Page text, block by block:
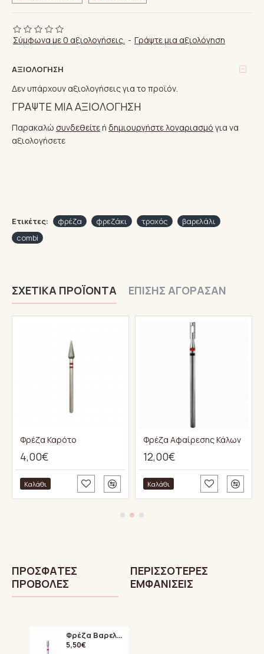
Σύμφωνα με 0 αξιολογήσεις. - Γράψτε μια αξιολόγηση
ΑΞΙΟΛΌΓΗΣΗ
Δεν υπάρχουν αξιολογήσεις για το προϊόν.
ΓΡΆΨΤΕ ΜΙΑ ΑΞΙΟΛΌΓΗΣΗ
Παρακαλώ συνδεθείτεή δημιουργήστε λογαριασμό για να
αξιολογήσετε
Ετικέτες: φρέζα φρεζάκι τροχός
βαρελάλι
combi
ΣΧΕΤΙΚΆ ΠΡΟΪΌΝΤΑ ΕΠΊΣΗΣ ΑΓΌΡΑΣΑΝ
Φρέζα Καρότο
4,00€
Καλάθι
Φρέζα Αφαίρεσης Κάλων
12,00€
Καλάθι
ΠΡΌΣΦΑTΕΣ
ΠΡΟΒΟΛΈΣ
ΠΕΡΙΣΣΌΤΕΡΕΣ
ΕΜΦΑΝΊΣΕΙΣ
Φρέζα Βαρελάκι Κόκκινη
5,50€